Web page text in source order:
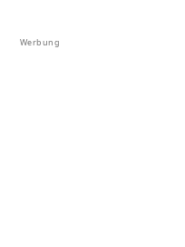
Werbung